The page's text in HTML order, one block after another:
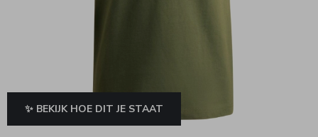
Truien en vesten
T-shirts en polos
Truien en vesten
✨ BEKIJK HOE DIT JE STAAT